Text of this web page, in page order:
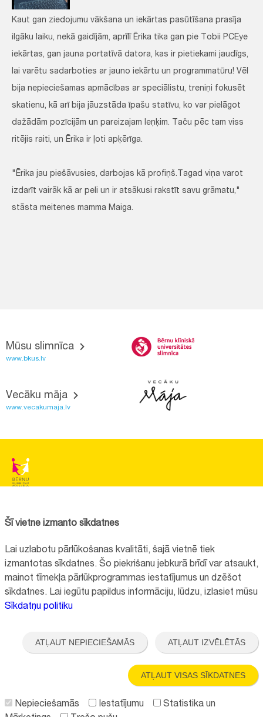
Kaut gan ziedojumu vākšana un iekārtas pasūtīšana prasīja
ilgāku laiku, nekā gaidījām, aprīlī Ērika tika gan pie Tobii PCEye
iekārtas, gan jauna portatīvā datora, kas ir pietiekami jaudīgs,
lai varētu sadarboties ar jauno iekārtu un programmatūru! Vēl
bija nepieciešamas apmācības ar speciālistu, treniņi fokusēt
skatienu, kā arī bija jāuzstāda īpašu statīvu, ko var pielāgot
dažādām pozīcijām un pareizajam leņķim. Taču pēc tam viss
ritējis raiti, un Ērika ir ļoti apķērīga.
"Ērika jau piešāvusies, darbojas kā profiņš.Tagad viņa varot
izdarīt vairāk kā ar peli un ir atsākusi rakstīt savu grāmatu,"
stāsta meitenes mamma Maiga.
Mūsu slimnīca
www.bkus.lv
Vecāku māja
www.vecakumaja.lv
Reģistrācijas nr.:40008057120
+371 67064475
Visi kontakti
"Aktīvo iedzīvotāju fonds" finansētā projekta "
Bērnu slimnīcas fonda
ilgtspējīgas attīstības veicināšana
" ietvaros.
Šī vietne izmanto sīkdatnes
Lai uzlabotu pārlūkošanas kvalitāti, šajā vietnē tiek
izmantotas sīkdatnes. Šo piekrišanu jebkurā brīdī var atsaukt,
mainot tīmekļa pārlūkprogrammas iestatījumus un dzēšot
sīkdatnes. Lai iegūtu papildus informāciju, lūdzu, izlasiet mūsu
Sīkdatņu politiku
ATĻAUT NEPIECIEŠAMĀS ATĻAUT IZVĒLĒTĀS
ATĻAUT VISAS SĪKDATNES
Nepieciešamās Iestatījumu
Statistika un